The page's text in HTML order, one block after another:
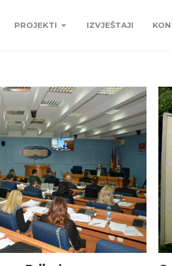
PROJEKTI IZVJEŠTAJI